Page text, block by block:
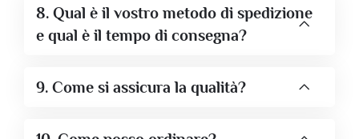
8. Qual è il vostro metodo di spedizione
e qual è il tempo di consegna?
9. Come si assicura la qualità?